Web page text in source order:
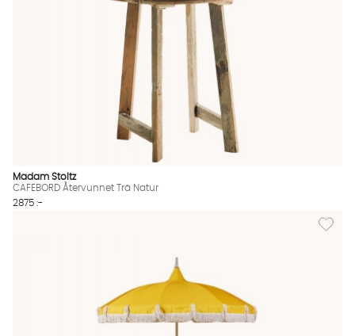
Madam Stoltz
CAFEBORD Återvunnet Trä Natur
2875 :-
Lägg